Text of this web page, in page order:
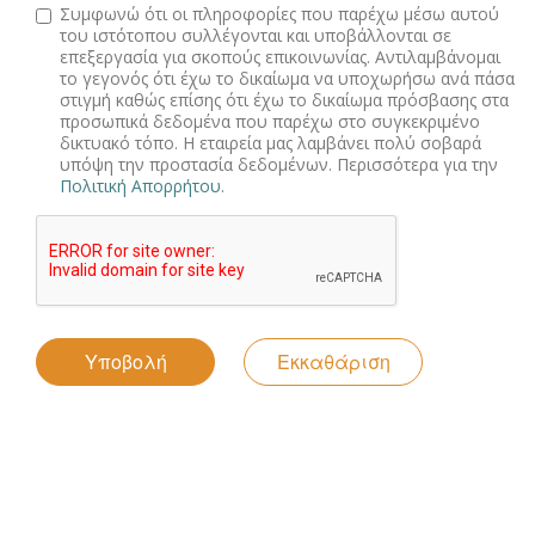
Συμφωνώ ότι οι πληροφορίες που παρέχω μέσω αυτού
του ιστότοπου συλλέγονται και υποβάλλονται σε
επεξεργασία για σκοπούς επικοινωνίας. Αντιλαμβάνομαι
το γεγονός ότι έχω το δικαίωμα να υποχωρήσω ανά πάσα
στιγμή καθώς επίσης ότι έχω το δικαίωμα πρόσβασης στα
προσωπικά δεδομένα που παρέχω στο συγκεκριμένο
δικτυακό τόπο. Η εταιρεία μας λαμβάνει πολύ σοβαρά
υπόψη την προστασία δεδομένων. Περισσότερα για την
Πολιτική Απορρήτου.